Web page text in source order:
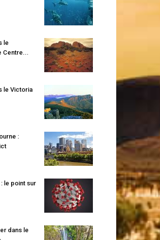
le
Centre...
le Victoria
:
le point sur
dans le